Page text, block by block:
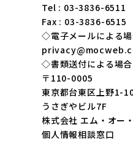
Tel : 03-3836-6511
Fax : 03-3836-6515
◇電子メールによ
◇書類送付による場合
〒110-0005
東京都台東区上野1-
うさぎやビル7F
株式会社 エム・オー
個人情報相談窓口